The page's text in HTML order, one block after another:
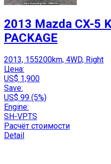
2013 Mazda CX-5
PACKAGE
2013, 155200km, 4WD, Right
Цена:
US$ 1,900
Save:
US$ 99 (5%)
Engine:
SH-VPTS
Расчёт стоимости
Detail